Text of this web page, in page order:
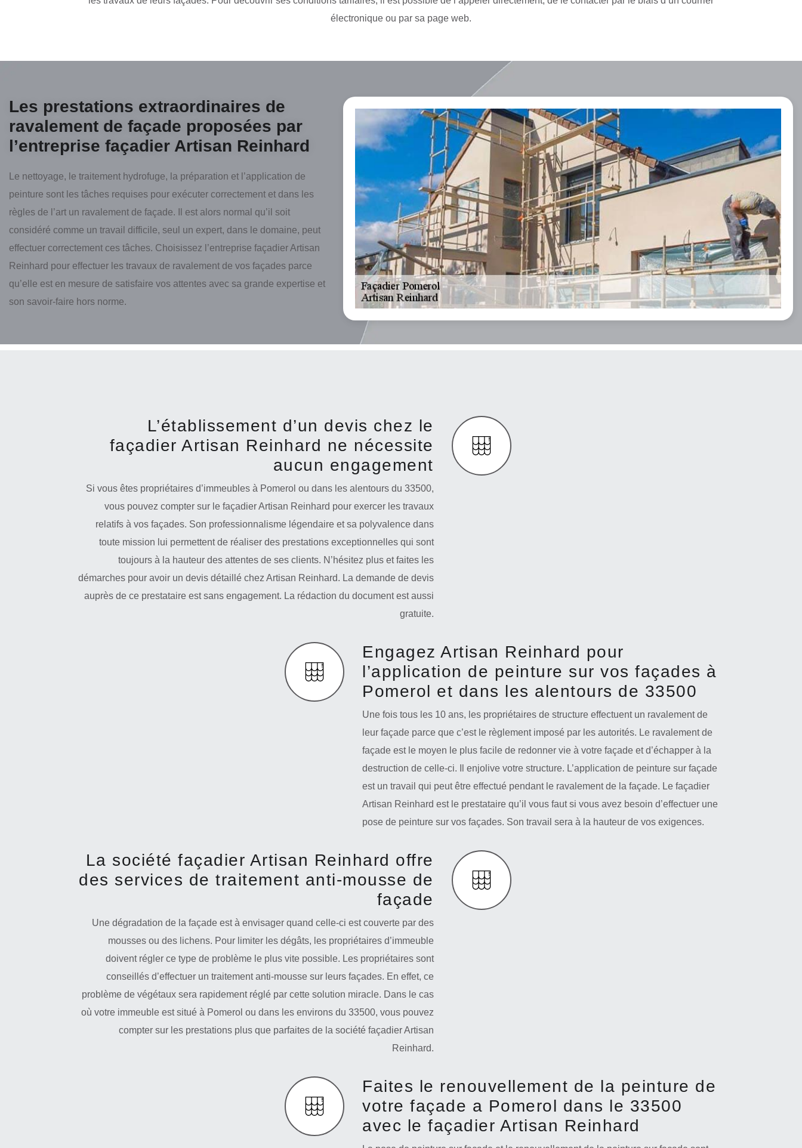
électronique ou par sa page web.
Les prestations extraordinaires de
ravalement de façade proposées par
l’entreprise façadier Artisan Reinhard
Le nettoyage, le traitement hydrofuge, la préparation et l’application de
peinture sont les tâches requises pour exécuter correctement et dans les
règles de l’art un ravalement de façade. Il est alors normal qu’il soit
considéré comme un travail difficile, seul un expert, dans le domaine, peut
effectuer correctement ces tâches. Choisissez l’entreprise façadier Artisan
Reinhard pour effectuer les travaux de ravalement de vos façades parce
qu’elle est en mesure de satisfaire vos attentes avec sa grande expertise et
son savoir-faire hors norme.
L’établissement d’un devis chez le
façadier Artisan Reinhard ne nécessite
aucun engagement
Si vous êtes propriétaires d’immeubles à Pomerol ou dans les alentours du 33500,
vous pouvez compter sur le façadier Artisan Reinhard pour exercer les travaux
relatifs à vos façades. Son professionnalisme légendaire et sa polyvalence dans
toute mission lui permettent de réaliser des prestations exceptionnelles qui sont
toujours à la hauteur des attentes de ses clients. N’hésitez plus et faites les
démarches pour avoir un devis détaillé chez Artisan Reinhard. La demande de devis
auprès de ce prestataire est sans engagement. La rédaction du document est aussi
gratuite.
Engagez Artisan Reinhard pour
l’application de peinture sur vos façades à
Pomerol et dans les alentours de 33500
Une fois tous les 10 ans, les propriétaires de structure effectuent un ravalement de
leur façade parce que c’est le règlement imposé par les autorités. Le ravalement de
façade est le moyen le plus facile de redonner vie à votre façade et d’échapper à la
destruction de celle-ci. Il enjolive votre structure. L’application de peinture sur façade
est un travail qui peut être effectué pendant le ravalement de la façade. Le façadier
Artisan Reinhard est le prestataire qu’il vous faut si vous avez besoin d’effectuer une
pose de peinture sur vos façades. Son travail sera à la hauteur de vos exigences.
La société façadier Artisan Reinhard offre
des services de traitement anti-mousse de
façade
Une dégradation de la façade est à envisager quand celle-ci est couverte par des
mousses ou des lichens. Pour limiter les dégâts, les propriétaires d’immeuble
doivent régler ce type de problème le plus vite possible. Les propriétaires sont
conseillés d’effectuer un traitement anti-mousse sur leurs façades. En effet, ce
problème de végétaux sera rapidement réglé par cette solution miracle. Dans le cas
où votre immeuble est situé à Pomerol ou dans les environs du 33500, vous pouvez
compter sur les prestations plus que parfaites de la société façadier Artisan
Reinhard.
Faites le renouvellement de la peinture de
votre façade a Pomerol dans le 33500
avec le façadier Artisan Reinhard